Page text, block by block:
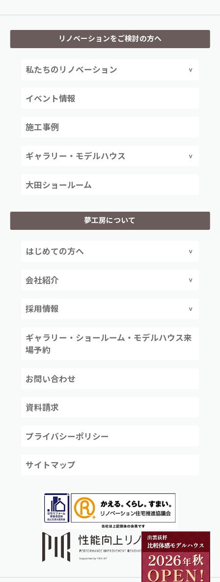
リノベーションをご検討の方へ
私たちのリノベーション
イベント情報
施工事例
ギャラリー・モデルハウス
大田ショールーム
夢工房について
はじめての方へ
会社紹介
採用情報
ギャラリー・ショールーム・モデルハウス来
場予約
お問い合わせ
資料請求
プライバシーポリシー
サイトマップ